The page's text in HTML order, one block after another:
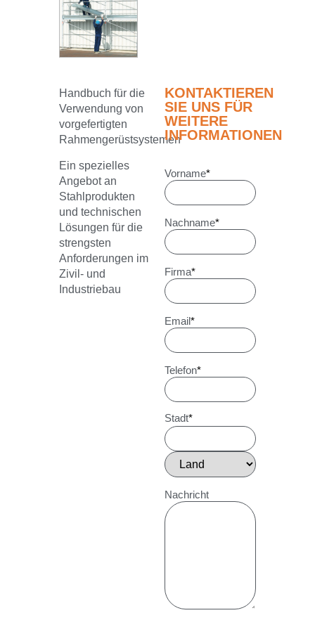
Handbuch für die
Verwendung von
vorgefertigten
Rahmengerüstsystemen
Ein spezielles
Angebot an
Stahlprodukten
und technischen
Lösungen für die
strengsten
Anforderungen im
Zivil- und
Industriebau
KONTAKTIEREN
SIE UNS FÜR
WEITERE
INFORMATIONEN
Vorname*
Nachname*
Firma*
Email*
Telefon*
Stadt*
Nachricht